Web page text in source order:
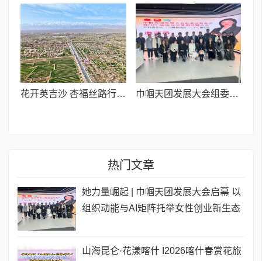
花开英吉沙 杏福丝路行丨《英吉沙 不止杏花》文旅新片上线,全域盛景只为等你 巾帼天团发展大会组委会筹备启动 OPC超级女性共建会议在杭成功举办
热门文章
她力量崛起 | 巾帼天团发展大会启幕 以
组织动能与AI矩阵托举女性创业新生态
山海昆仑·花漾喀什 I2026喀什春赏花旅